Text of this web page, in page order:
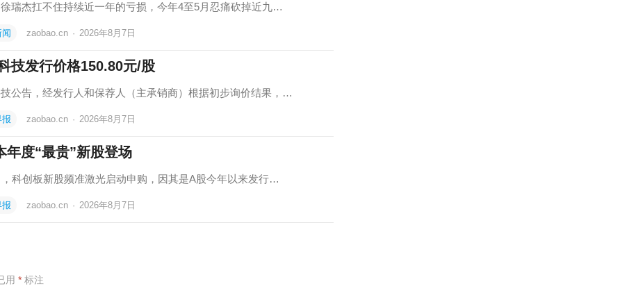
瑞杰扛不住持续近一年的亏损，今年4至5月忍痛砍掉近九…
闻 zaobao.cn · 2026年8月7日
技发行价格150.80元/股
公告，经发行人和保荐人（主承销商）根据初步询价结果，…
报 zaobao.cn · 2026年8月7日
年度“最贵”新股登场
科创板新股频准激光启动申购，因其是A股今年以来发行…
报 zaobao.cn · 2026年8月7日
用 * 标注